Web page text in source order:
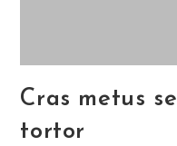
Cras metus
tortor